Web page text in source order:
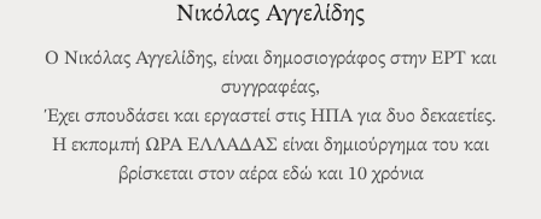
Νικόλας Αγγελίδης
Ο Νικόλας Αγγελίδης, είναι δημοσιογράφος στην ΕΡΤ και
συγγραφέας,
Έχει σπουδάσει και εργαστεί στις ΗΠΑ για δυο δεκαετίες.
Η εκπομπή ΩΡΑ ΕΛΛΑΔΑΣ είναι δημιούργημα του και
βρίσκεται στον αέρα εδώ και 10 χρόνια